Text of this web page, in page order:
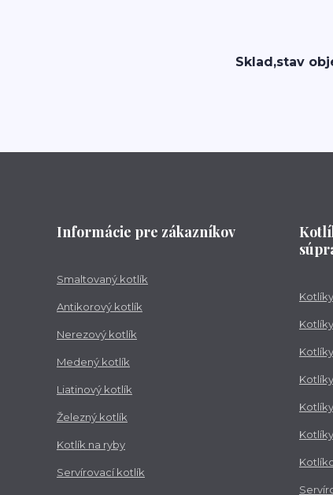
Sklad,stav
Informácie pre zákazníkov
Smaltovaný kotlík
Antikorový kotlík
Nerezový kotlík
Medený kotlík
Liatinový kotlík
Železný kotlík
Kotlík na ryby
Servírovací kotlík